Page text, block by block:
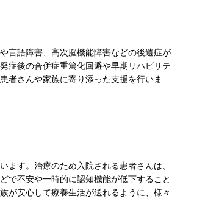
言語障害、高次脳機能障害などの後遺症が
症後の合併症重篤化回避や早期リハビリテ
者さんや家族に寄り添った支援を行いま
ます。治療のため入院される患者さんは、
で不安や一時的に認知機能が低下すること
が安心して療養生活が送れるように、様々